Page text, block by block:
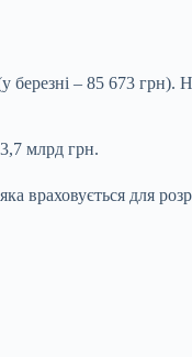
березні – 85 673
млрд грн.
враховується для